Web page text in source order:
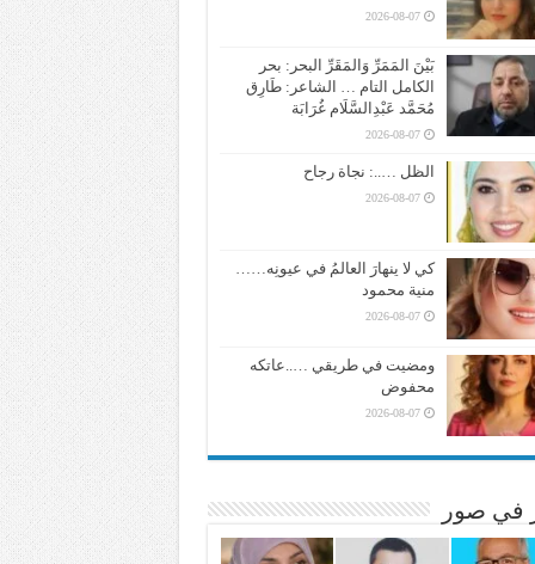
2026-08-07
بَيْنَ المَمَرِّ وَالمَقَرِّ البحر: بحر
الكامل التام … الشاعر: طَارِق
مُحَمَّد عَبْدِالسَّلَام غُرَابَة
2026-08-07
الظل …..: نجاة رجاح
2026-08-07
كي لا ينهارَ العالمُ في عيونِه……
منية محمود
2026-08-07
ومضيت في طريقي …..عاتكه
محفوض
2026-08-07
في صور